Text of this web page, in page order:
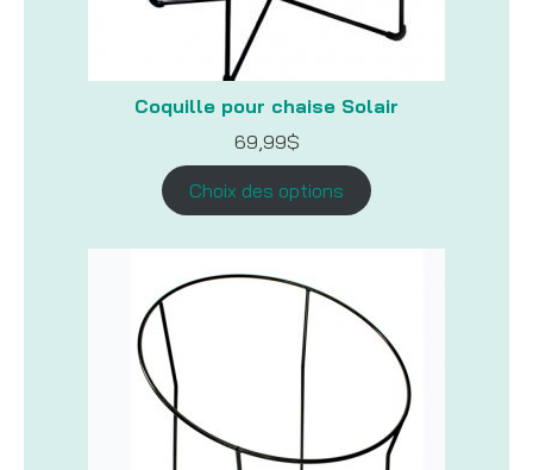
Coquille pour chaise Solair
69,99$
Choix des options